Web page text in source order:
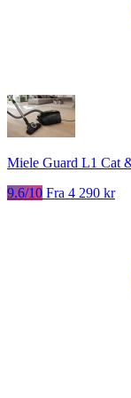
Miele Guard L1 Cat
9.6/10 Fra 4 290 kr